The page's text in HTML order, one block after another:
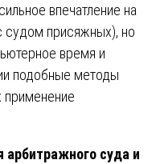
впечатление на
судом присяжных), но
время и
подобные методы
применение
арбитражного суда и